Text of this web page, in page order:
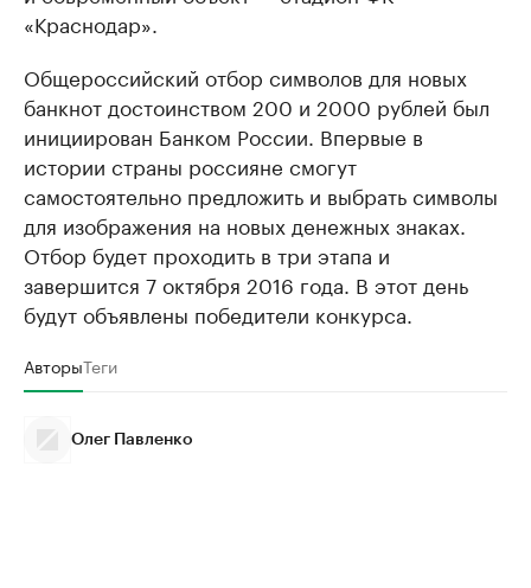
«Краснодар».
Общероссийский отбор символов для новых
банкнот достоинством 200 и 2000 рублей был
инициирован Банком России. Впервые в
истории страны россияне смогут
самостоятельно предложить и выбрать символы
для изображения на новых денежных знаках.
Отбор будет проходить в три этапа и
завершится 7 октября 2016 года. В этот день
будут объявлены победители конкурса.
АвторыТеги
Олег Павленко